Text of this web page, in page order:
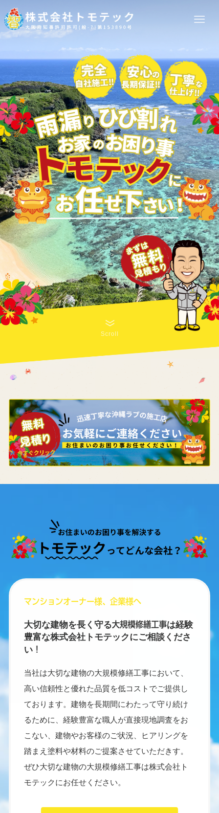
Scroll
マンションオーナー様、企業様へ
大切な建物を長く守る大規模修繕工事は経験
豊富な株式会社トモテックにご相談くださ
い!
当社は大切な建物の大規模修繕工事において、
高い信頼性と優れた品質を低コストでご提供し
ております。建物を長期間にわたって守り続け
るために、経験豊富な職人が直接現地調査をお
こない、建物やお客様のご状況、ヒアリングを
踏まえ塗料や材料のご提案させていただきす。
ぜひ大切な建物の大規模修繕工事は株式会社ト
モテックにお任せください。